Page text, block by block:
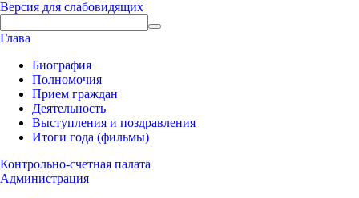
Версия для слабовидящих
Глава
Биография
Полномочия
Прием граждан
Деятельность
Выступления и поздравления
Итоги года (фильмы)
Контрольно-счетная палата
Администрация